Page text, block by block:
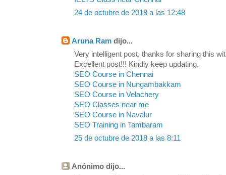
24 de octubre de 2018 a las 12:48
Aruna Ram dijo...
Very intelligent post, thanks for sharing this
Excellent post!!! Kindly keep updating.
SEO Course in Chennai
SEO Course in Nungambakkam
SEO Course in Velachery
SEO Classes near me
SEO Course in Navalur
SEO Training in Tambaram
25 de octubre de 2018 a las 8:11
Anónimo dijo...